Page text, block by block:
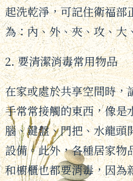
起洗乾淨，可記住衛福部
為：內、外、夾、攻、大
2. 要清潔消毒常用物品
在家或處於共享空間時，
手常常接觸的東西，像是
腦、鍵盤、門把、水龍頭
設備。此外，各種居家物
和櫥櫃也都要消毒，因為